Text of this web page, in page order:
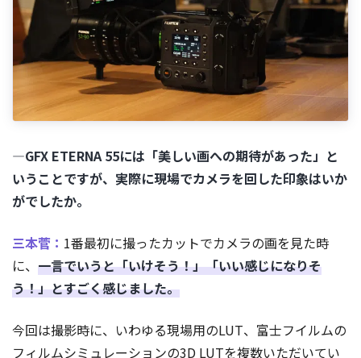
―GFX ETERNA 55には「美しい画への期待があった」と
いうことですが、実際に現場でカメラを回した印象はいか
がでしたか。
三本菅： 1番最初に撮ったカットでカメラの画を見た時
に、 一言でいうと「いけそう！」「いい感じになりそ
う！」とすごく感じました。
今回は撮影時に、いわゆる現場用のLUT、富士フイルムの
フィルムシミュレーションの3D LUTを複数いただいてい